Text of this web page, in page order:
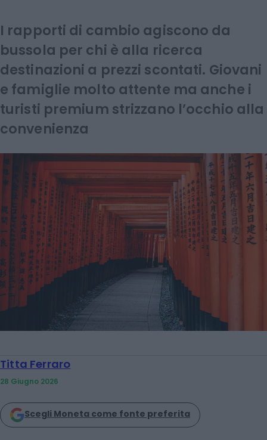
I rapporti di cambio agiscono da
bussola per chi è alla ricerca
destinazioni a prezzi scontati. Giovani
e famiglie molto attente ma anche i
turisti premium strizzano l’occhio alla
convenienza
Titta Ferraro
28 Giugno 2026
Scegli Moneta come fonte preferita